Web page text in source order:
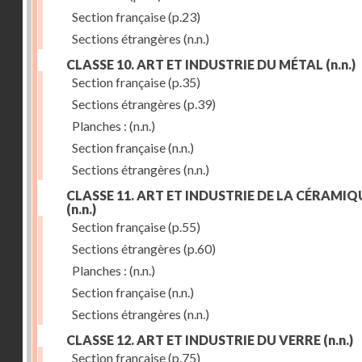
Section française(p.23)
Sections étrangères (n.n.)
CLASSE 10. ART ET INDUSTRIE DU MÉTAL (n.n.)
Section française(p.35)
Sections étrangères (p.39)
Planches : (n.n.)
Section française(n.n.)
Sections étrangères (n.n.)
CLASSE 11. ART ET INDUSTRIE DE LA
(n.n.)
Section française(p.55)
Sections étrangères (p.60)
Planches : (n.n.)
Section française(n.n.)
Sections étrangères (n.n.)
CLASSE 12. ART ET INDUSTRIE DU VERRE (n.n.)
Section française(p.75)